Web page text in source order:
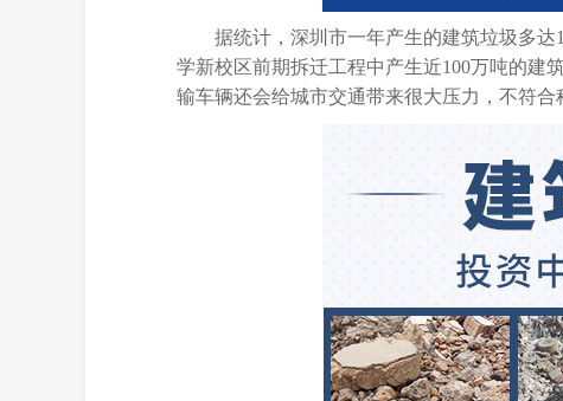
据统计，深圳市一年产生的建筑垃圾多
学新校区前期拆迁工程中产生近100万吨的建
输车辆还会给城市交通带来很大压力，不符合